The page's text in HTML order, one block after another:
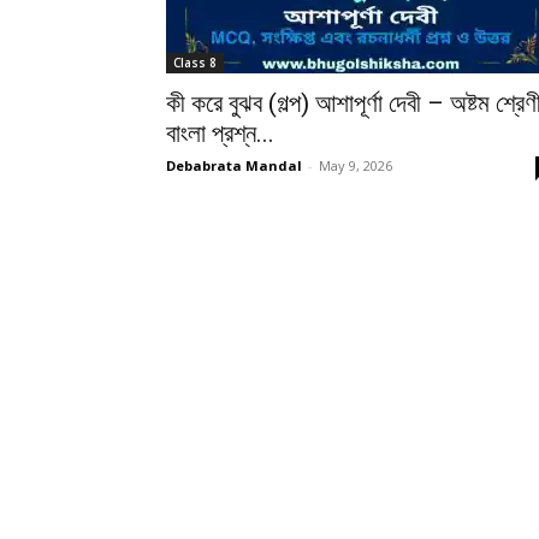
Class 8
কী করে বুঝব (গল্প) আশাপূর্ণা দেবী – অষ্টম
বাংলা প্রশ্ন...
Debabrata Mandal - May 9, 2026